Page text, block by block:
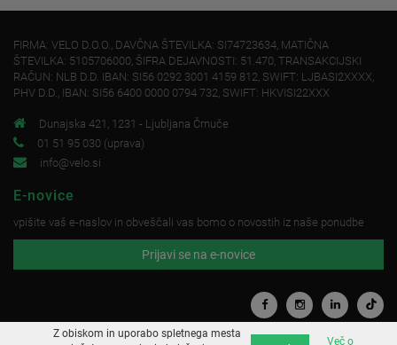
FIRMA: VELO D.O.O., DAVČNA ŠTEVILKA: SI74723634, MATIČNA
ŠTEVILKA: 5105706000, ŠIFRA DEJAVNOSTI: 51.470, TRANSAKCIJSKI
RAČUN: NLB D.D. IBAN: SI56 0292 3001 4159 812, SWIFT: LJBASI2XXXX,
PHV D.D., IBAN: SI56 6400 0000 0794 732, SWIFT: HKVISI22XXX
Dunajska 421, 1231 - Ljubljana Črnuče
01 51 95 030 (uprava)
info@velo.si
E-novice
vpišite vaš e-naslov in obveščali vas bomo o novostih iz naše ponudbe
Prijavi se na e-novice
Z obiskom in uporabo spletnega mesta
Več o